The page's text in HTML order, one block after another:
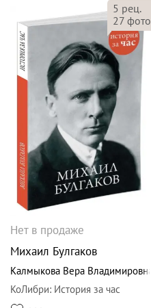
5 рец.
27 фото
Нет в продаже
Михаил Булгаков
Калмыкова Вера Владимировна
КоЛибри: История за час